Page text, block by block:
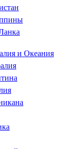
и Океания